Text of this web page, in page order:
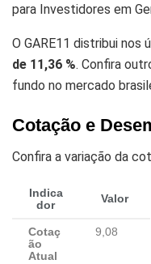
para Investidores em
O GARE11 distribui nos
de 11,36 %. Confira
fundo no mercado
Cotação e
Confira a variação da
Indica
dor
Valor
Cotaç
ão
Atual
9,08